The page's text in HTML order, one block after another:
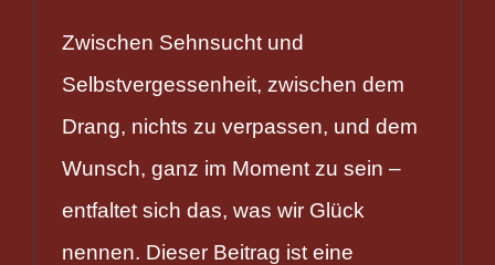
Zwischen Sehnsucht und
Selbstvergessenheit, zwischen dem
Drang, nichts zu verpassen, und dem
Wunsch, ganz im Moment zu sein –
entfaltet sich das, was wir Glück
nennen. Dieser Beitrag ist eine